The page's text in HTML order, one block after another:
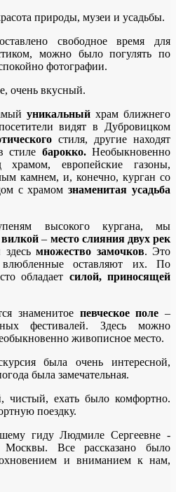
природы, музеи и усадьбы.
свободное время для
можно было погулять по
фотографии.
очень вкусный.
уникальныйхрам ближнего
видят в Дубровицком
стиля, другие находят
стиле барокко.Необыкновенно
храмом, европейские газоны,
камнем, и, конечно, курган со
с храмомзнаменитая усадьба
высокого кургана, мы
вилкой – место слияния двух рек
здесьмножество замочков. Это
оставляют их. По
обладает силой, приносящей
знаменитое певческое поле –
фестивалей. Здесь можно
живописное место.
была очень интересной,
была замечательная.
чистый, ехать было комфортно.
поездку.
гиду Людмиле Сергеевне -
Все рассказано было
и вниманием к нам,